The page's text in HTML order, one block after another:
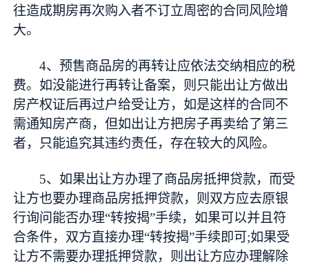
往造成期房再次购入者不订立周密的合同风险增
大。
4、预售商品房的再转让应依法交纳相应的税
费。如没能进行再转让备案，则只能出让方做出
房产权证后再过户给受让方，如是这样的合同不
需通知房产商，但如出让方把房子再卖给了第三
者，只能追究其违约责任，存在较大的风险。
5、如果出让方办理了商品房抵押贷款，而受
让方也要办理商品房抵押贷款，则双方应去原银
行询问能否办理“转按揭”手续，如果可以并且符
合条件，双方直接办理“转按揭”手续即可;如果受
让方不需要办理抵押贷款，则出让方应办理解除